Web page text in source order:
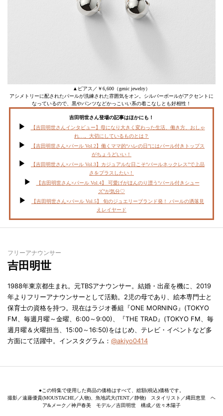
▲ピアス／￥6,600（genic jewelry）
アシメトリーに配されたパールが洗練された雰囲気をオン。シルバーボールがアクセントに
なっているので、黒やパンツなどかっこいい系の着こなしとも好相性！
吉田明世さん登場の記事はほかにも！
【吉田明世さんインタビュー】母になり大きく変わった生活、働き方、おしゃ
れ…。大切にしているものとは？
【吉田明世さん×パール Vol.2】働くママ的“ハレの日”にはパール付きトップス
がちょうどいい！
【吉田明世さん×パール Vol.3】カジュアルな日こそ“パールネックレス”で上品
さをプラスしたい！
【吉田明世さん×パール Vol.4】 可愛げがほんのり漂う“パール付きシュー
ズ”が気分♡
【吉田明世さん×パール Vol.5】 旬のジュエリーブランド発！ パールの洒落見
えレイヤード
フリーアナウンサー
吉田明世
1988年東京都生まれ。元TBSアナウンサー。結婚・出産を機に、2019
年よりフリーアナウンサーとして活動。2児の母であり、絵本専門士と
保育士の資格を持つ。現在はラジオ番組『ONE MORNING』(TOKYO
FM、毎週月曜～金曜、6:00～9:00)、『THE TRAD』(TOKYO FM、毎
週月曜＆火曜担当、15:00～16:50)をはじめ、テレビ・イベントなど多
方面にて活躍中。インスタグラム： @akiyo0414
●この特集で使用した商品の価格はすべて、総額(税込)価格です。
撮影／遠藤優貴(MOUSTACHE／人物)、魚地武大(TENT／静物) スタイリスト／縄田恵里 ヘ
ア&メーク／神戸春美 モデル／吉田明世 構成／佐々木陽子